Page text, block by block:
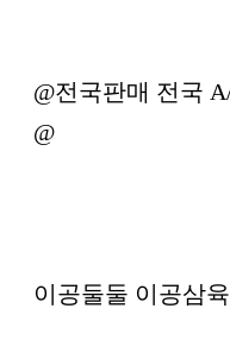
@전국판매 전국
@
이공둘둘 이공삼